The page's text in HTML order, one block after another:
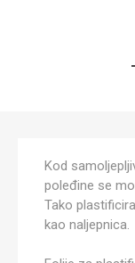
Kod
poleđine se
Tako
kao naljepnica.